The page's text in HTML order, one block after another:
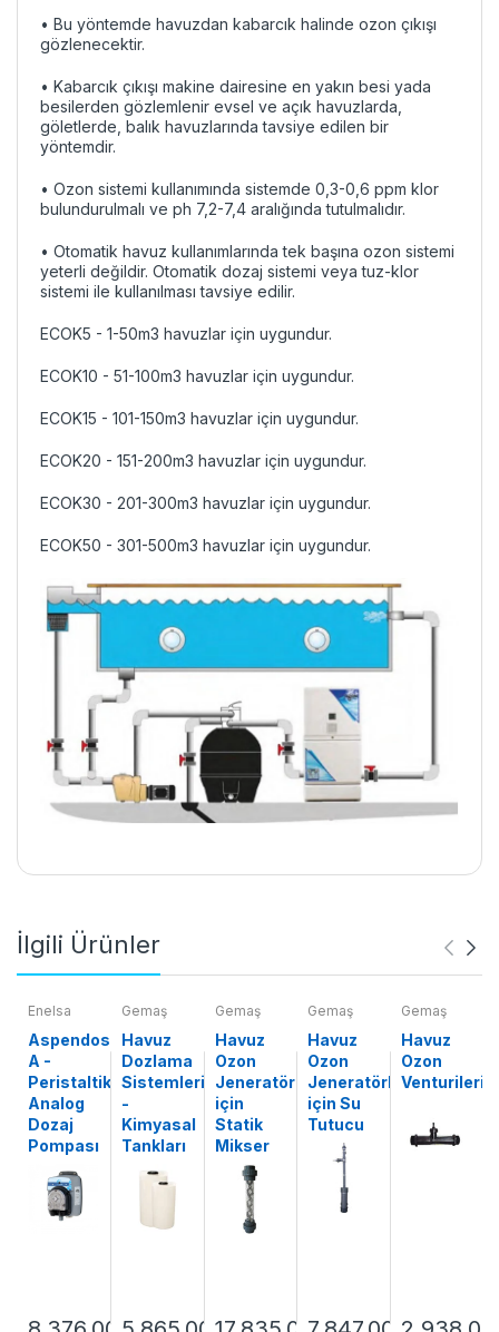
• Bu yöntemde havuzdan kabarcık halinde ozon çıkışı
gözlenecektir.
• Kabarcık çıkışı makine dairesine en yakın besi yada
besilerden gözlemlenir evsel ve açık havuzlarda,
göletlerde, balık havuzlarında tavsiye edilen bir
yöntemdir.
• Ozon sistemi kullanımında sistemde 0,3-0,6 ppm klor
bulundurulmalı ve ph 7,2-7,4 aralığında tutulmalıdır.
• Otomatik havuz kullanımlarında tek başına ozon sistemi
yeterli değildir. Otomatik dozaj sistemi veya tuz-klor
sistemi ile kullanılması tavsiye edilir.
ECOK5 - 1-50m3 havuzlar için uygundur.
ECOK10 - 51-100m3 havuzlar için uygundur.
ECOK15 - 101-150m3 havuzlar için uygundur.
ECOK20 - 151-200m3 havuzlar için uygundur.
ECOK30 - 201-300m3 havuzlar için uygundur.
ECOK50 - 301-500m3 havuzlar için uygundur.
İlgili Ürünler
Enelsa
Aspendose
A -
Peristaltik
Analog
Dozaj
Pompası
Gemaş
Havuz
Dozlama
Sistemleri
-
Kimyasal
Tankları
Gemaş
Havuz
Ozon
Jeneratörleri
için
Statik
Mikser
Gemaş
Havuz
Ozon
Jeneratörleri
için Su
Tutucu
Gemaş
Havuz
Ozon
Venturileri